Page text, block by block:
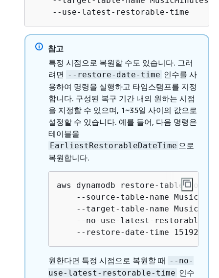
    --use-latest-restorable-time
참고
특정 시점으로 복원할 수도 있습니다. 그러
려면 --restore-date-time 인수를 사
용하여 명령을 실행하고 타임스탬프를 지정
합니다. 구성된 복구 기간 내의 원하는 시점
을 지정할 수 있으며, 1~35일 사이의 값으로
설정할 수 있습니다. 예를 들어, 다음 명령은
테이블을
EarliestRestorableDateTime 으로
복원합니다.
aws dynamodb restore-table-to-
    --source-table-name Music \
--target-table-name
--no-use-latest-restorable-
--restore-date-time
원한다면 특정 시점으로 복원할 때 --no-
use-latest-restorable-time 인수